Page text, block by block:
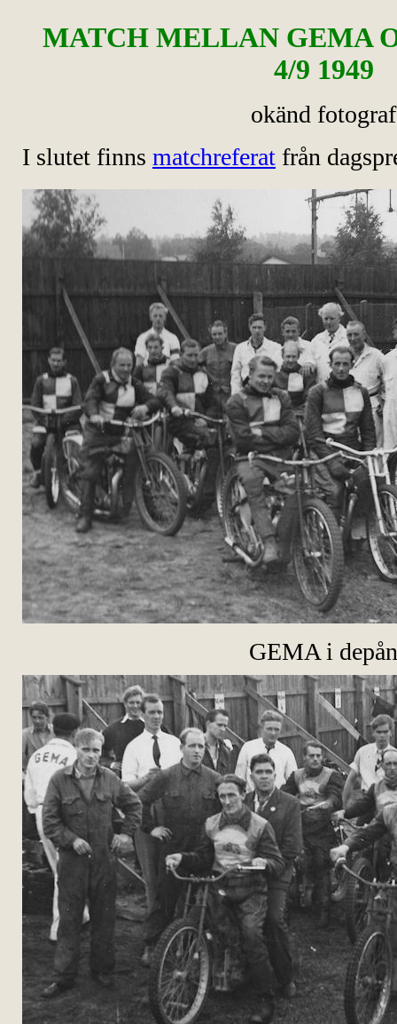
MATCH MELLAN GEMA
4/9 1949
okänd fotograf
I slutet finns matchreferat från
GEMA i depån